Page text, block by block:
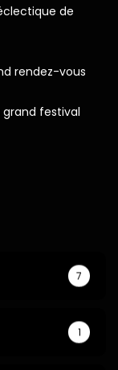
de
rendez-vous
festival
7
1